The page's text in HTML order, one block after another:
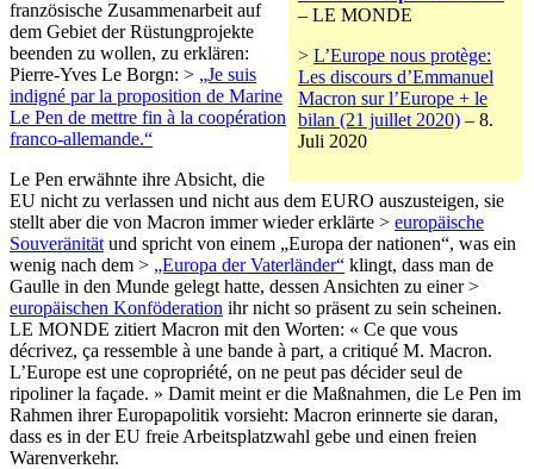
– LE MONDE
> L’Europe nous protège:
Les discours d’Emmanuel
Macron sur l’Europe + le
bilan (21 juillet 2020) – 8.
Juli 2020
französische Zusammenarbeit auf
dem Gebiet der Rüstungprojekte
beenden zu wollen, zu erklären:
Pierre-Yves Le Borgn: > „Je suis
indigné par la proposition de Marine
Le Pen de mettre fin à la coopération
franco-allemande.“
Le Pen erwähnte ihre Absicht, die
EU nicht zu verlassen und nicht aus dem EURO auszusteigen, sie
stellt aber die von Macron immer wieder erklärte > europäische
Souveränität und spricht von einem „Europa der nationen“, was ein
wenig nach dem > „Europa der Vaterländer“ klingt, dass man de
Gaulle in den Munde gelegt hatte, dessen Ansichten zu einer >
europäischen Konföderation ihr nicht so präsent zu sein scheinen.
LE MONDE zitiert Macron mit den Worten: « Ce que vous
décrivez, ça ressemble à une bande à part, a critiqué M. Macron.
L’Europe est une copropriété, on ne peut pas décider seul de
ripoliner la façade. » Damit meint er die Maßnahmen, die Le Pen im
Rahmen ihrer Europapolitik vorsieht: Macron erinnerte sie daran,
dass es in der EU freie Arbeitsplatzwahl gebe und einen freien
Warenverkehr.